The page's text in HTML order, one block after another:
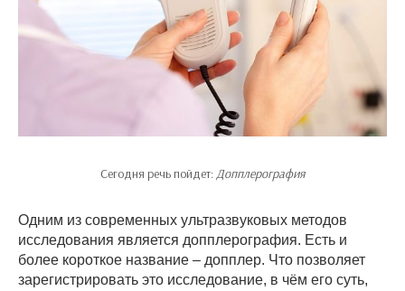
Сегодня речь пойдет:Допплерография
Одним из современных ультразвуковых методов
исследования является допплерография. Есть и
более короткое название – допплер. Что позволяет
зарегистрировать это исследование, в чём его суть,